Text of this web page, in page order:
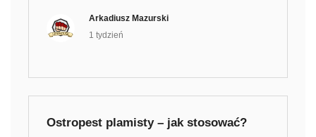
Arkadiusz Mazurski
1 tydzień
Ostropest plamisty – jak stosować?